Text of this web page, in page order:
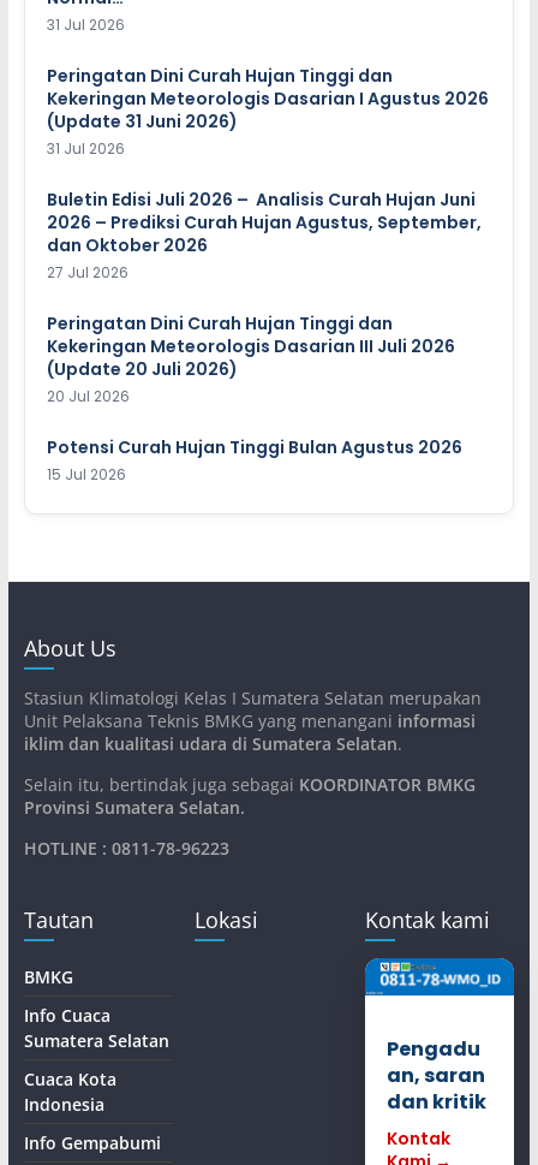
31 Jul 2026
Peringatan Dini Curah Hujan Tinggi dan
Kekeringan Meteorologis Dasarian I Agustus 2026
(Update 31 Juni 2026)
31 Jul 2026
Buletin Edisi Juli 2026 – Analisis Curah Hujan Juni
2026 – Prediksi Curah Hujan Agustus, September,
dan Oktober 2026
27 Jul 2026
Peringatan Dini Curah Hujan Tinggi dan
Kekeringan Meteorologis Dasarian III Juli 2026
(Update 20 Juli 2026)
20 Jul 2026
Potensi Curah Hujan Tinggi Bulan Agustus 2026
15 Jul 2026
About Us
Stasiun Klimatologi Kelas I Sumatera Selatan merupakan
Unit Pelaksana Teknis BMKG yang menangani informasi
iklim dan kualitasi udara di Sumatera Selatan.
Selain itu, bertindak juga sebagai KOORDINATOR BMKG
Provinsi Sumatera Selatan.
HOTLINE : 0811-78-96223
Tautan
BMKG
Info Cuaca
Sumatera Selatan
Cuaca Kota
Indonesia
Info Gempabumi
Lokasi Kontak kami
Pengadu
an, saran
dan kritik
Kontak